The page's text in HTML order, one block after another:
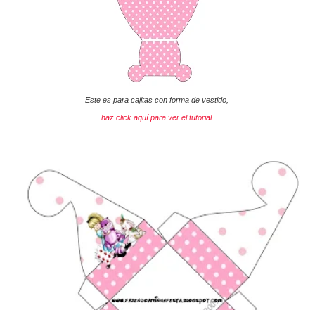
Este es para cajitas con forma de vestido,
haz click aquí para ver el tutorial.